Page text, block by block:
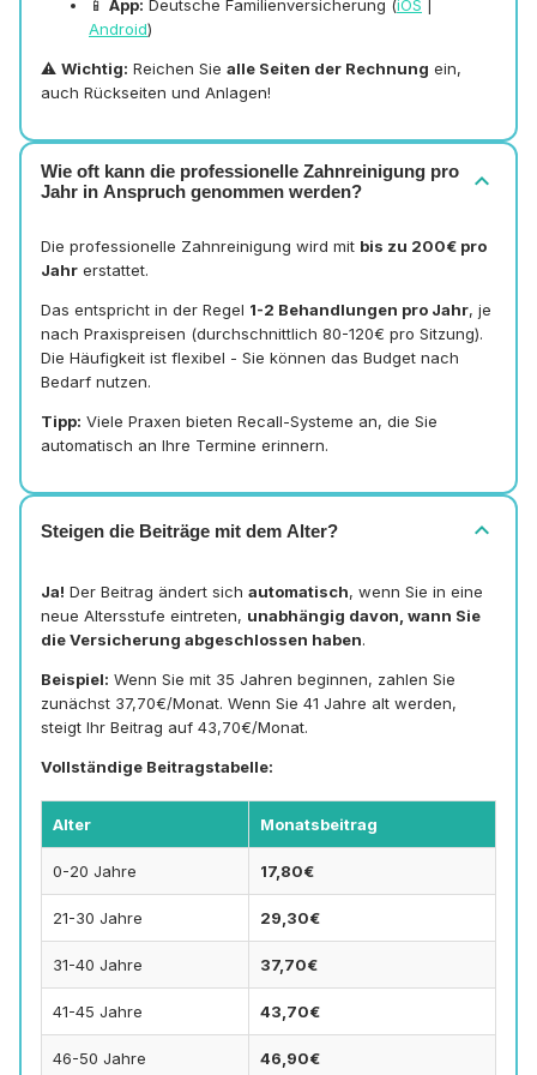
📱 App: Deutsche Familienversicherung (iOS
Android)
⚠️ Wichtig: Reichen Sie alle Seiten der Rechnung ein,
auch Rückseiten und Anlagen!
Wie oft kann die professionelle Zahnreinigung pro
Jahr in Anspruch genommen werden?
expand_more
Die professionelle Zahnreinigung wird mit bis zu 200€ pro
Jahr erstattet.
Das entspricht in der Regel 1-2 Behandlungen pro Jahr, je
nach Praxispreisen (durchschnittlich 80-120€ pro Sitzung).
Die Häufigkeit ist flexibel - Sie können das Budget nach
Bedarf nutzen.
Tipp: Viele Praxen bieten Recall-Systeme an, die Sie
automatisch an Ihre Termine erinnern.
Steigen die Beiträge mit dem Alter? expand_more
Ja! Der Beitrag ändert sich automatisch, wenn Sie in eine
neue Altersstufe eintreten, unabhängig davon, wann Sie
die Versicherung abgeschlossen haben.
Beispiel: Wenn Sie mit 35 Jahren beginnen, zahlen Sie
zunächst 37,70€/Monat. Wenn Sie 41 Jahre alt werden,
steigt Ihr Beitrag auf 43,70€/Monat.
Vollständige Beitragstabelle:
Alter Monatsbeitrag
0-20 Jahre 17,80€
21-30 Jahre 29,30€
31-40 Jahre 37,70€
41-45 Jahre 43,70€
46-50 Jahre 46,90€